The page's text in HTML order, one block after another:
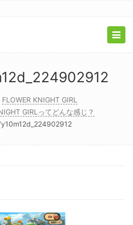
FLOWER KNIGHT GIRL
GIRLってどんな感じ？